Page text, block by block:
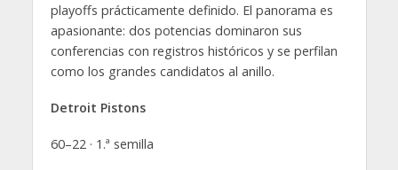
playoffs prácticamente definido. El panorama es
apasionante: dos potencias dominaron sus
conferencias con registros históricos y se perfilan
como los grandes candidatos al anillo.
Detroit Pistons
60–22 · 1.ª semilla